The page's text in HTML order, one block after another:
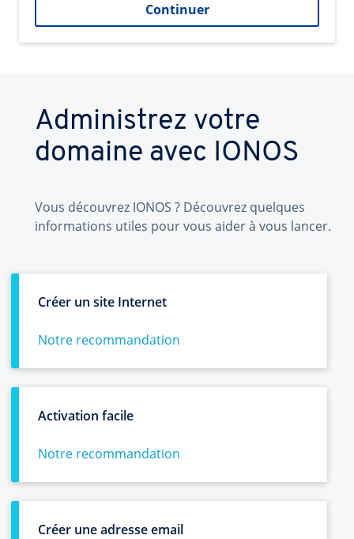
Continuer
Administrez votre
domaine avec IONOS
Vous découvrez IONOS ? Découvrez quelques
informations utiles pour vous aider à vous lancer.
Créer un site Internet
Notre recommandation
Activation facile
Notre recommandation
Créer une adresse email